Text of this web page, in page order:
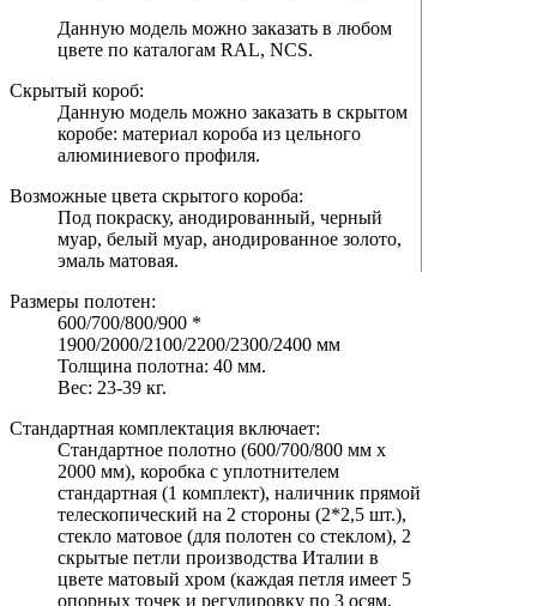
Данную модель можно заказать в любом
цвете по каталогам RAL, NCS.
Скрытый короб:
Данную модель можно заказать в скрытом
коробе: материал короба из цельного
алюминиевого профиля.
Возможные цвета скрытого короба:
Под покраску, анодированный, черный
муар, белый муар, анодированное золото,
эмаль матовая.
Размеры полотен:
600/700/800/900 *
1900/2000/2100/2200/2300/2400 мм
Толщина полотна: 40 мм.
Вес: 23-39 кг.
Стандартная комплектация включает:
Стандартное полотно (600/700/800 мм х
2000 мм), коробка с уплотнителем
стандартная (1 комплект), наличник прямой
телескопический на 2 стороны (2*2,5 шт.),
стекло матовое (для полотен со стеклом), 2
скрытые петли производства Италии в
цвете матовый хром (каждая петля имеет 5
опорных точек и регулировку по 3 осям,